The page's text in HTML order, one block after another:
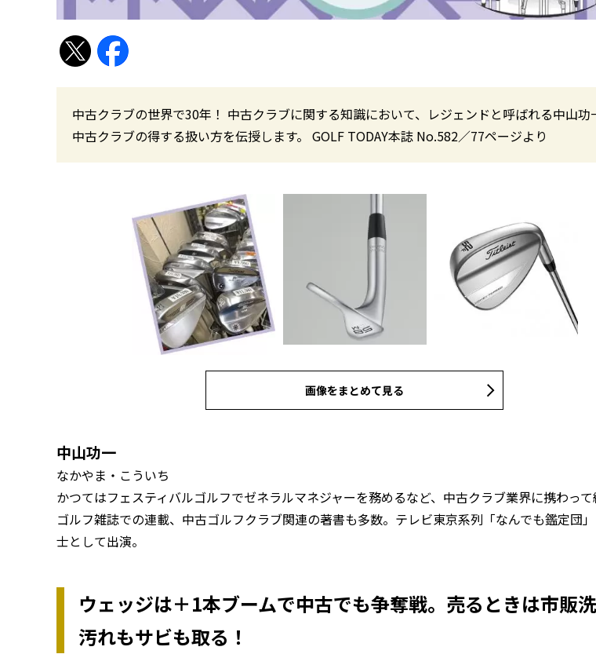
中古クラブの世界で30年！ 中古クラブに関する知識において、レジェンドと呼ばれる中山功
中古クラブの得する扱い方を伝授します。 GOLF TODAY本誌 No.582／77ページより
画像をまとめて見る
中山功一
なかやま・こういち
かつてはフェスティバルゴルフでゼネラルマネジャーを務めるなど、中古クラブ業界に携わって
ゴルフ雑誌での連載、中古ゴルフクラブ関連の著書も多数。テレビ東京系列「なんでも鑑定団
士として出演。
ウェッジは＋1本ブームで中古でも争奪戦。売るときは市販
汚れもサビも取る！